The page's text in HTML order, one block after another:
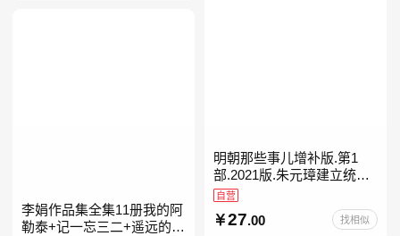
明朝那些事儿增补版.第1
部.2021版.朱元璋建立统治
明朝
自营
27.00 找相似
李娟作品集全集11册我的阿
勒泰+记一忘三二+遥远的向